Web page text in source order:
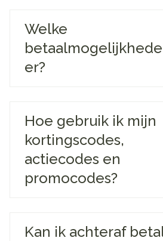
Welke
er?
Hoe gebruik ik mijn
kortingscodes,
actiecodes en
promocodes?
Kan ik achteraf